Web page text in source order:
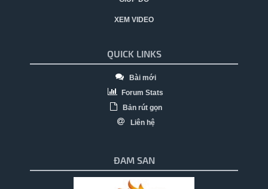
XEM VIDEO
QUICK LINKS
Bài mới
Forum Stats
Bản rút gọn
Liên hệ
ĐAM SAN